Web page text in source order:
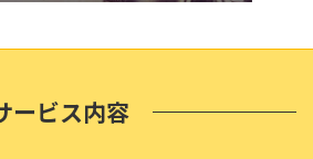
ービス内容